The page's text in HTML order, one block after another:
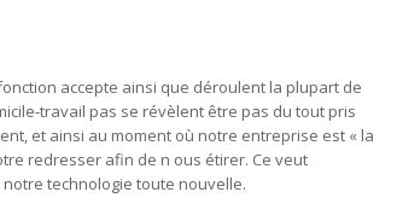
accepte ainsi que déroulent la plupart de
travail pas se révèlent être pas du tout pris
et ainsi au moment où notre entreprise est « la
redresser afin de n ous étirer. Ce veut
technologie toute nouvelle.